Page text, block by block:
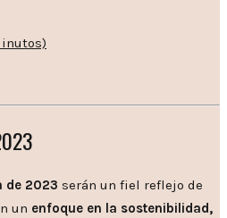
de 2023 serán un fiel reflejo de
un enfoque en la sostenibilidad,